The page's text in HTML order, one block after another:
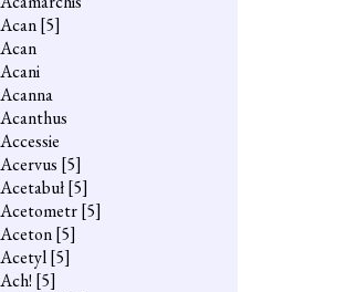
Acan[5]
Acan
Acani
Acanna
Acanthus
Accessie
Acervus [5]
Acetabuł[5]
Acetometr[5]
Aceton[5]
Acetyl[5]
Ach! [5]